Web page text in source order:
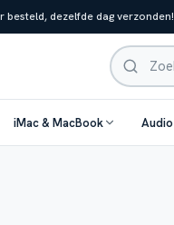
besteld, dezelfde dag verzonden!
Zoeken
iMac & MacBook Audio